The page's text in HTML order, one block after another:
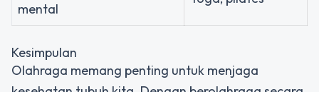
mental
Kesimpulan
Olahraga memang penting untuk menjaga